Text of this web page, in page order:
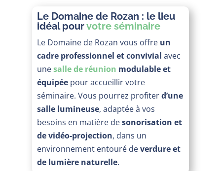
Le Domaine de Rozan : le lieu
idéal pourvotre séminaire
Le Domaine de Rozan vous offre un
cadre professionnel et convivial avec
unesalle de réunion modulable et
équipéepour accueillir votre
séminaire. Vous pourrez profiterd’une
salle lumineuse, adaptée à vos
besoins en matière desonorisation et
de vidéo-projection, dans un
environnement entouré deverdure et
de lumière naturelle.